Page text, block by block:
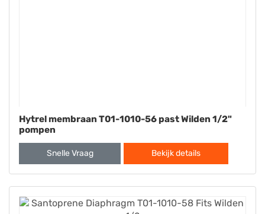
Hytrel membraan T01-1010-56 past Wilden 1/2"
pompen
Snelle Vraag Bekijk details